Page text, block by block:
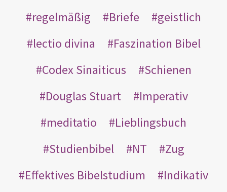
regelmäßig
Briefe
geistlich
lectio divina
Faszination Bibel
Codex Sinaiticus
Schienen
Douglas Stuart
Imperativ
meditatio
Lieblingsbuch
Studienbibel
NT
Zug
Effektives Bibelstudium
Indikativ